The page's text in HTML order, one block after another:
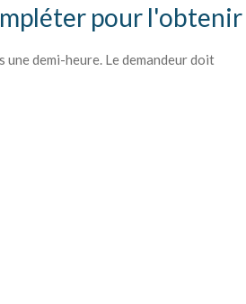
pour l'obtenir
demi-heure. Le demandeur doit